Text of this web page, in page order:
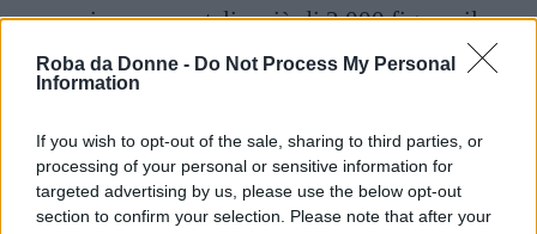
Roba da Donne - Do Not Process My Personal
Information
If you wish to opt-out of the sale, sharing to third parties, or
processing of your personal or sensitive information for
targeted advertising by us, please use the below opt-out
section to confirm your selection. Please note that after your
presepi monumentali e più di 2.000 figure, il
museo offre rappresentazioni della Natività in
scenari insoliti e creativi, che spaziano
de Janeiro, passando per il celebre Patio dei
Leoni dell’Alhambra.